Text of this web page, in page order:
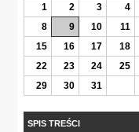
1
2 3 4
8
9 10 11
15
16 17 18
22
23 24 25
29
30 31
SPIS TREŚCI